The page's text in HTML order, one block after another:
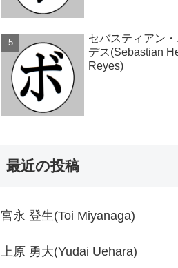
セバスティアン
デス(Sebastian
Reyes)
最近の投稿
宮永 登生(Toi Miyanaga)
上原 勇大(Yudai Uehara)